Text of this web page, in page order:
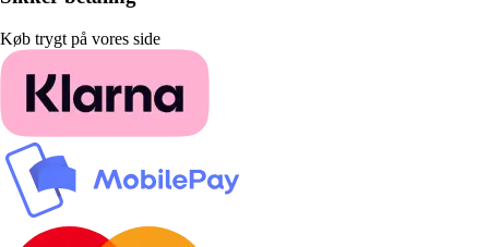
Køb trygt på vores side